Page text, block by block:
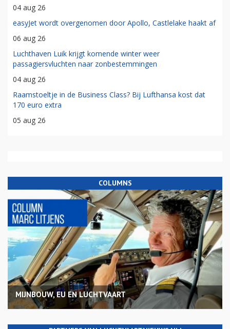
04 aug 26
easyJet wordt overgenomen door Apollo, Castlelake haakt af
06 aug 26
Luchthaven Luik krijgt komende winter weer
passagiersvluchten naar zonbestemmingen
04 aug 26
Raamstoeltje in de Business Class? Bij Lufthansa kost dat
170 euro extra
05 aug 26
COLUMNS
MIJNBOUW, EU EN LUCHTVAART